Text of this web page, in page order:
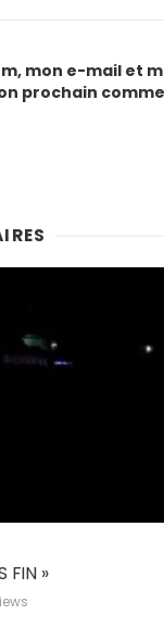
mon e-mail et
prochain
FIN »